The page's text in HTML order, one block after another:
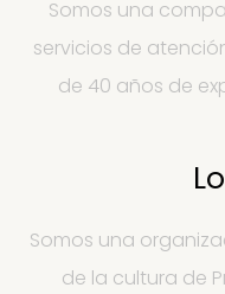
Somos una
servicios de
de 40 años de
Somos una
de la cultura de